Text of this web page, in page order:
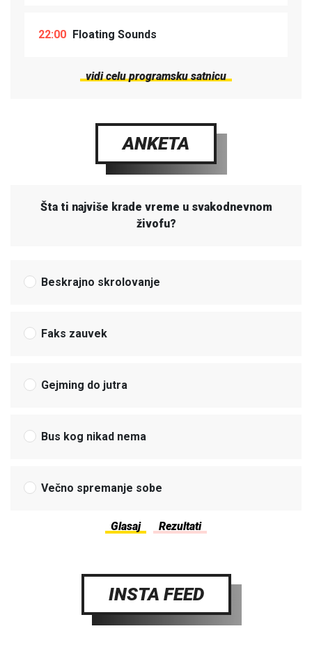
22:00 Floating Sounds
vidi celu programsku satnicu
ANKETA
Šta ti najviše krade vreme u svakodnevnom
živofu?
Beskrajno skrolovanje
Faks zauvek
Gejming do jutra
Bus kog nikad nema
Večno spremanje sobe
INSTA FEED